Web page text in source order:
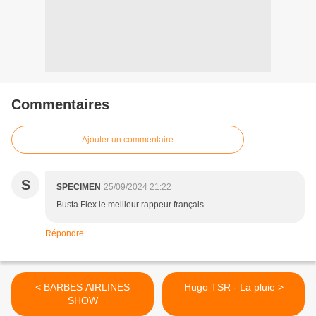
Commentaires
Ajouter un commentaire
S SPECIMEN 25/09/2024 21:22
Busta Flex le meilleur rappeur français
Répondre
< BARBES AIRLINES
SHOW
Hugo TSR - La pluie >